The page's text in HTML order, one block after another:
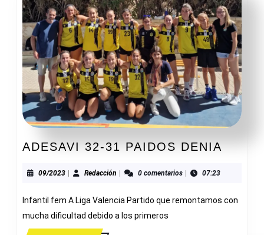
ADESAVI 32-31 PAIDOS DENIA
DENIA
09/202309/2023
| Redacción Redacción
| 0 comentarios | 07:23
Infantil fem A Liga Valencia Partido que remontamos con
mucha dificultad debido a los primeros